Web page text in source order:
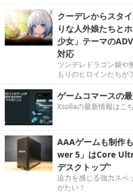
クーデレからスタ
りな人外娘たちと
少女」テーマの
対応
ツンデレドラゴン娘や
もりのヒロインたちが
ゲームコマースの
Xsollaの最新情報はこ
AAAゲームも制作
wer 5」はCore
デスクトップ”
迫力を感じる強力スペ
がたい！